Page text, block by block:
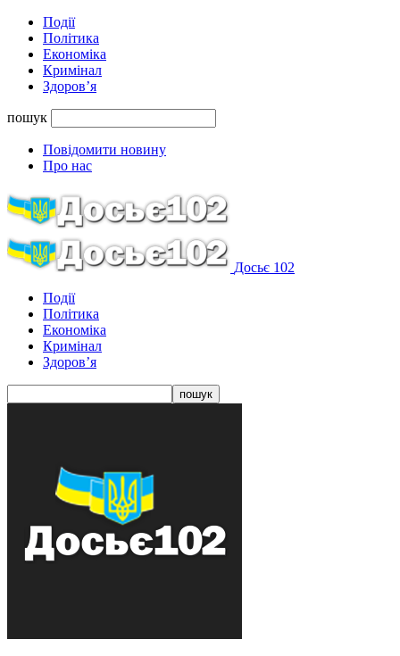
Події
Політика
Економіка
Кримінал
Здоров’я
пошук
Повідомити новину
Про нас
Досьє 102
Події
Політика
Економіка
Кримінал
Здоров’я